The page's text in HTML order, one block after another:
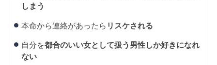
しまう
本命から連絡があったら リスケされる
自分を都合のいい女として扱う男性しか好きになれ
ない